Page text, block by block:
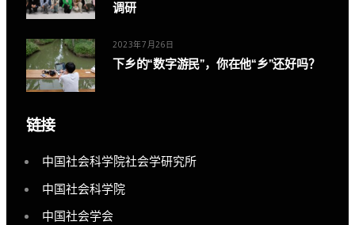
调研
2023年7月26日
下乡的“数字游民”，你在他“乡”还好吗？
链接
中国社会科学院社会学研究所
中国社会科学院
中国社会学会